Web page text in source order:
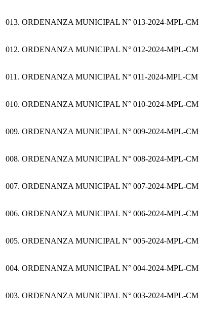
013. ORDENANZA MUNICIPAL N° 013-2024-MPL-CM
012. ORDENANZA MUNICIPAL N° 012-2024-MPL-CM
011. ORDENANZA MUNICIPAL N° 011-2024-MPL-CM
010. ORDENANZA MUNICIPAL N° 010-2024-MPL-CM
009. ORDENANZA MUNICIPAL N° 009-2024-MPL-CM
008. ORDENANZA MUNICIPAL N° 008-2024-MPL-CM
007. ORDENANZA MUNICIPAL N° 007-2024-MPL-CM
006. ORDENANZA MUNICIPAL N° 006-2024-MPL-CM
005. ORDENANZA MUNICIPAL N° 005-2024-MPL-CM
004. ORDENANZA MUNICIPAL N° 004-2024-MPL-CM
003. ORDENANZA MUNICIPAL N° 003-2024-MPL-CM